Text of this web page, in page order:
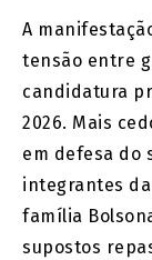
A
tensão entre
candidatura
2026. Mais
em defesa do
integrantes
família
supostos